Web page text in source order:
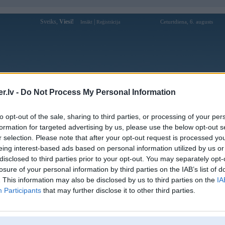
- Do Not Process My Personal Information
opt-out of the sale, sharing to third parties, or processing of your
for targeted advertising by us, please use the below opt-out
selection. Please note that after your opt-out request is processed
interest-based ads based on personal information utilized by us
to third parties prior to your opt-out. You may separately
of your personal information by third parties on the IAB’s list of
This information may also be disclosed by us to third parties on the
Participants that may further disclose it to other third parties.
Sveiks, Viesi! Ienākt Reģistrācija Ceturtdiena, 6. augusts
Forums Galerijas Reģistrācija Lietotāji
Lietotāja klaumanis profils
Pēdējo reizi manīts: 24. Nov 2012, 18:51
Lietotājvārds:
klaumanis
Ziņojumi forumā:
2
[Pēdējie ziņojumi forumā]